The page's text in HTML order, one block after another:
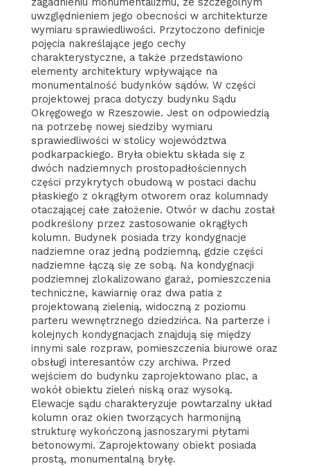
uwzględnieniem jego obecności w architekturze
wymiaru sprawiedliwości. Przytoczono definicje
pojęcia nakreślające jego cechy
charakterystyczne, a także przedstawiono
elementy architektury wpływające na
monumentalność budynków sądów. W części
projektowej praca dotyczy budynku Sądu
Okręgowego w Rzeszowie. Jest on odpowiedzią
na potrzebę nowej siedziby wymiaru
sprawiedliwości w stolicy województwa
podkarpackiego. Bryła obiektu składa się z
dwóch nadziemnych prostopadłościennych
części przykrytych obudową w postaci dachu
płaskiego z okrągłym otworem oraz kolumnady
otaczającej całe założenie. Otwór w dachu został
podkreślony przez zastosowanie okrągłych
kolumn. Budynek posiada trzy kondygnacje
nadziemne oraz jedną podziemną, gdzie części
nadziemne łączą się ze sobą. Na kondygnacji
podziemnej zlokalizowano garaż, pomieszczenia
techniczne, kawiarnię oraz dwa patia z
projektowaną zielenią, widoczną z poziomu
parteru wewnętrznego dziedzińca. Na parterze i
kolejnych kondygnacjach znajdują się między
innymi sale rozpraw, pomieszczenia biurowe oraz
obsługi interesantów czy archiwa. Przed
wejściem do budynku zaprojektowano plac, a
wokół obiektu zieleń niską oraz wysoką.
Elewacje sądu charakteryzuje powtarzalny układ
kolumn oraz okien tworzących harmonijną
strukturę wykończoną jasnoszarymi płytami
betonowymi. Zaprojektowany obiekt posiada
prostą, monumentalną bryłę.